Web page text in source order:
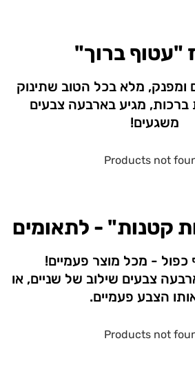
"עטוף ברוך"
ומפנק, מלא בכל הטוב שתינוק
ברכות, מגיע בארבעה צבעים
משגעים!
Products not
קטנות" - לתאומים
כפול - מכל מוצר פעמיים!
צבעים שילוב של שניים, או
הצבע פעמיים.
Products not